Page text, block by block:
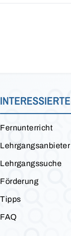
INTERESSIERTE
Fernunterricht
Lehrgangsanbieter
Lehrgangssuche
Förderung
Tipps
FAQ